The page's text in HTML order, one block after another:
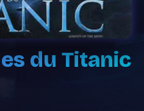
du Titanic